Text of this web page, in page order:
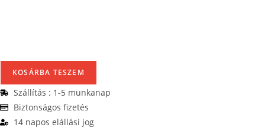
KOSÁRBA TESZEM
Szállítás : 1-5 munkanap
Biztonságos fizetés
14 napos elállási jog